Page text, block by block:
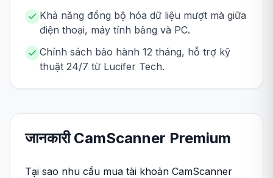
Khả năng đồng bộ hóa dữ liệu mượt mà giữa
điện thoại, máy tính bảng và PC.
Chính sách bảo hành 12 tháng, hỗ trợ kỹ
thuật 24/7 từ Lucifer Tech.
जानकारी CamScanner Premium
Tại sao nhu cầu mua tài khoản CamScanner